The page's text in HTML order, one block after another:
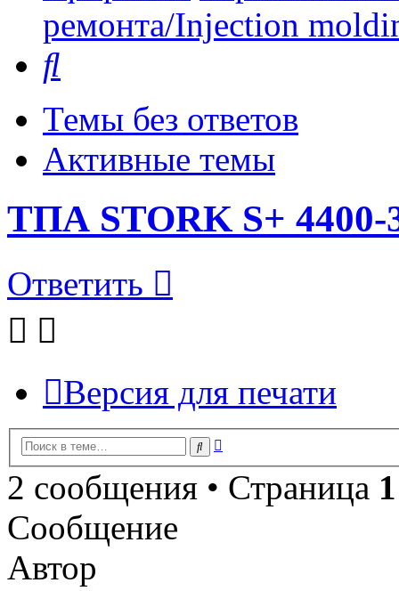
ремонта/Injection
Темы без ответов
Активные темы
ТПА STORK S+ 4400-
Ответить
Версия для печати
Поиск
2 сообщения • Страница 1
Сообщение
Автор